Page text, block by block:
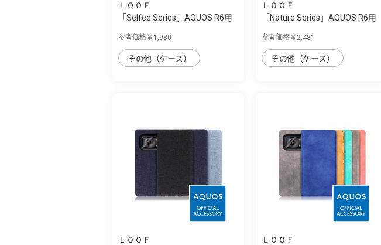
ＬＯＯＦ
「Selfee Series」AQUOS R6用
参考価格￥1,980
その他（ケース）
ＬＯＯＦ
「Nature Series」AQUOS R6用
参考価格￥2,481
その他（ケース）
ＬＯＯＦ
ＬＯＯＦ